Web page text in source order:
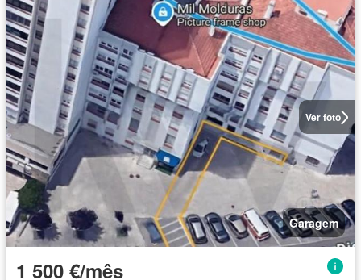
Ver foto
Garagem
1 500 €/mês